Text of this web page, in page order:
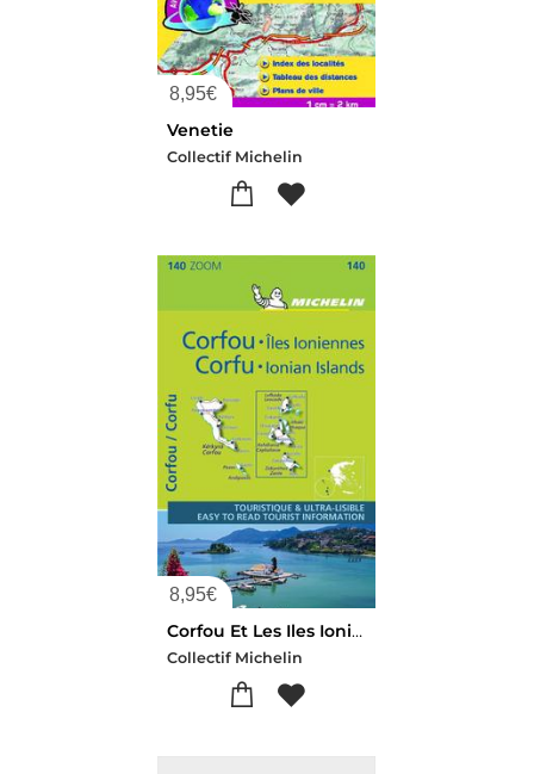
8,95€
Venetie
Collectif Michelin
8,95€
Corfou Et Les Iles Ioniennes (edition 2021)
Collectif Michelin